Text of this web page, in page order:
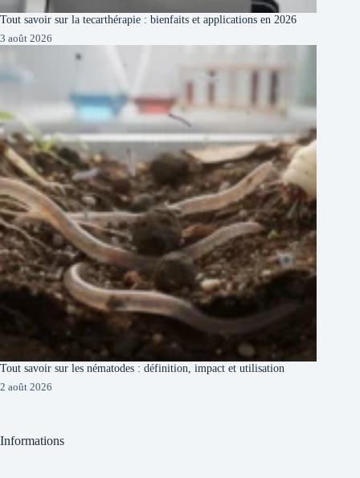
Tout savoir sur la tecarthérapie : bienfaits et applications en 2026
3 août 2026
Tout savoir sur les nématodes : définition, impact et utilisation
2 août 2026
Informations